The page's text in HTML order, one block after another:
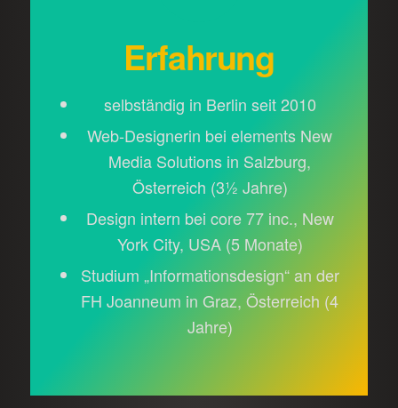
Erfahrung
selbständig in Berlin seit 2010
Web-Designerin bei elements New
Media Solutions in Salzburg,
Österreich (3½ Jahre)
Design intern bei core 77 inc., New
York City, USA (5 Monate)
Studium „Informationsdesign“ an der
FH Joanneum in Graz, Österreich (4
Jahre)